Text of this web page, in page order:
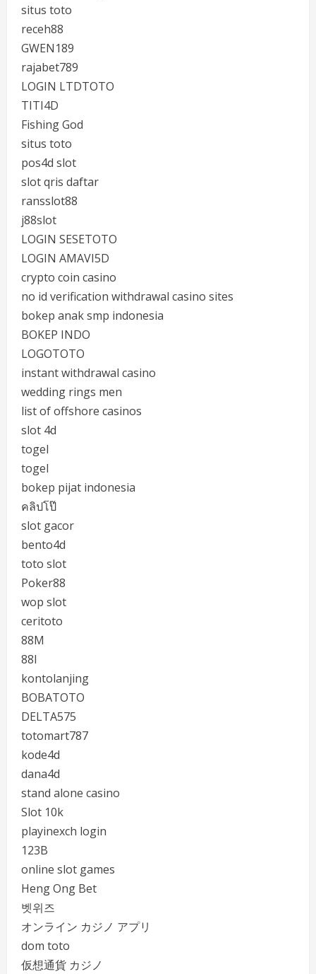
situs toto
receh88
GWEN189
rajabet789
LOGIN LTDTOTO
TITI4D
Fishing God
situs toto
pos4d slot
slot qris daftar
ransslot88
j88slot
LOGIN SESETOTO
LOGIN AMAVI5D
crypto coin casino
no id verification withdrawal casino sites
bokep anak smp indonesia
BOKEP INDO
LOGOTOTO
instant withdrawal casino
wedding rings men
list of offshore casinos
slot 4d
togel
togel
bokep pijat indonesia
คลิปโป๊
slot gacor
bento4d
toto slot
Poker88
wop slot
ceritoto
88M
88I
kontolanjing
BOBATOTO
DELTA575
totomart787
kode4d
dana4d
stand alone casino
Slot 10k
playinexch login
123B
online slot games
Heng Ong Bet
벳위즈
オンライン カジノ アプリ
dom toto
仮想通貨 カジノ